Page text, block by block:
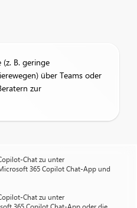
B. geringe
über Teams oder
zur
Chat zu unter
365 Copilot Chat-App und
Chat zu unter